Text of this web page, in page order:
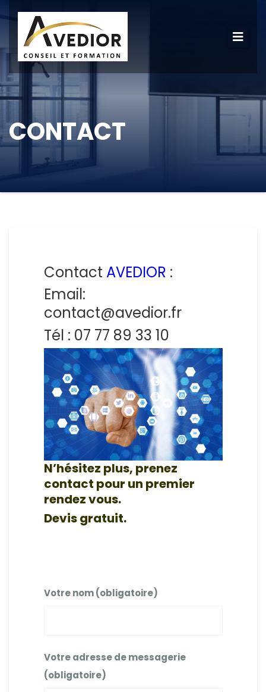
CONTACT
Contact AVEDIOR :
Email:
contact@avedior.fr
Tél : 07 77 89 33 10
N’hésitez plus, prenez
contact pour un premier
rendez vous.
Devis gratuit.
Votre nom (obligatoire)
Votre adresse de messagerie
(obligatoire)